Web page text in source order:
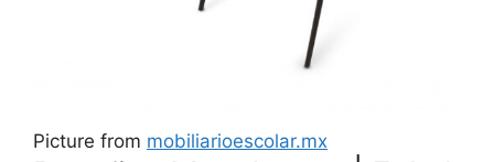
Picture from mobiliarioescolar.mx